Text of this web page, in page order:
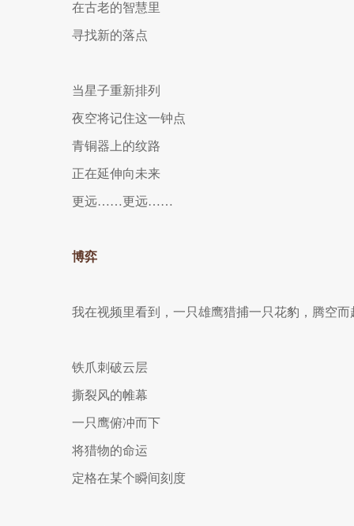
在古老的智慧里
寻找新的落点
当星子重新排列
夜空将记住这一钟点
青铜器上的纹路
正在延伸向未来
更远……更远……
博弈
我在视频里看到，一只雄鹰猎捕一只花豹，腾空
铁爪刺破云层
撕裂风的帷幕
一只鹰俯冲而下
将猎物的命运
定格在某个瞬间刻度